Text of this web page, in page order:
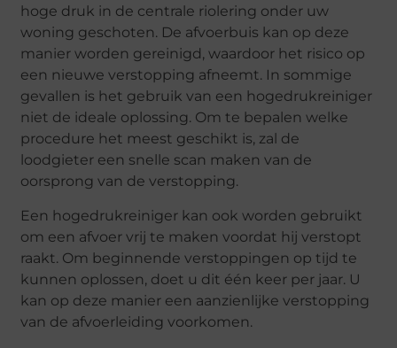
hoge druk in de centrale riolering onder uw
woning geschoten. De afvoerbuis kan op deze
manier worden gereinigd, waardoor het risico op
een nieuwe verstopping afneemt. In sommige
gevallen is het gebruik van een hogedrukreiniger
niet de ideale oplossing. Om te bepalen welke
procedure het meest geschikt is, zal de
loodgieter een snelle scan maken van de
oorsprong van de verstopping.
Een hogedrukreiniger kan ook worden gebruikt
om een afvoer vrij te maken voordat hij verstopt
raakt. Om beginnende verstoppingen op tijd te
kunnen oplossen, doet u dit één keer per jaar. U
kan op deze manier een aanzienlijke verstopping
van de afvoerleiding voorkomen.